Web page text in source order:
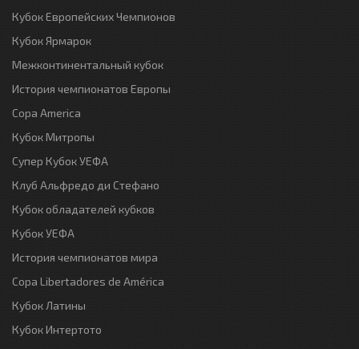
Кубок Европейских Чемпионов
Кубок Ярмарок
Межконтинентальный кубок
История чемпионатов Европы
Copa America
Кубок Митропы
Супер Кубок УЕФА
Клуб Альфредо ди Стефано
Кубок обладателей кубков
Кубок УЕФА
История чемпионатов мира
Copa Libertadores de América
Кубок Латины
Кубок Интертото